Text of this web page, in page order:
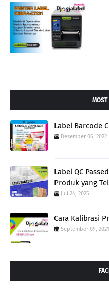
MOST
Label Barcode
Desember 06, 2022
Label QC
Produk yang
Juli 24, 2025
Cara Kalibrasi
September 09, 2021